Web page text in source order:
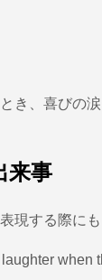
き、喜びの涙
来事
現する際に
when